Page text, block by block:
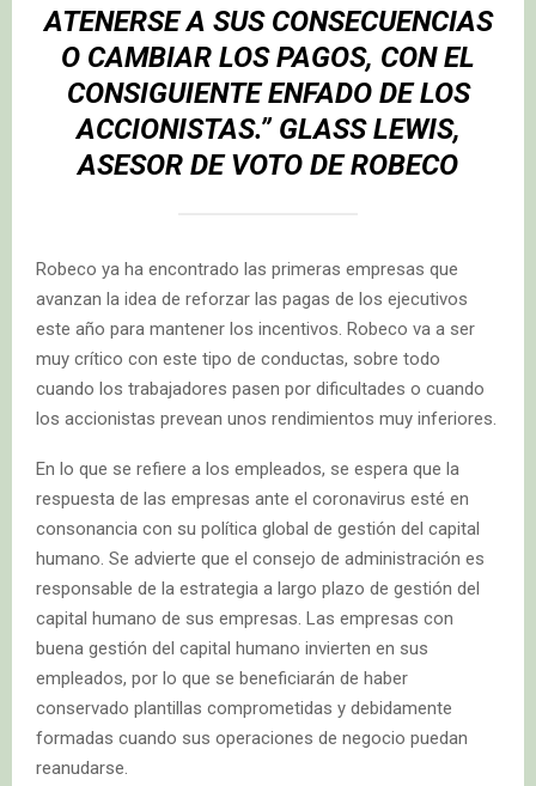
ATENERSE A SUS CONSECUENCIAS
O CAMBIAR LOS PAGOS, CON EL
CONSIGUIENTE ENFADO DE LOS
ACCIONISTAS.” GLASS LEWIS,
ASESOR DE VOTO DE ROBECO
Robeco ya ha encontrado las primeras empresas que
avanzan la idea de reforzar las pagas de los ejecutivos
este año para mantener los incentivos. Robeco va a ser
muy crítico con este tipo de conductas, sobre todo
cuando los trabajadores pasen por dificultades o cuando
los accionistas prevean unos rendimientos muy inferiores.
En lo que se refiere a los empleados, se espera que la
respuesta de las empresas ante el coronavirus esté en
consonancia con su política global de gestión del capital
humano. Se advierte que el consejo de administración es
responsable de la estrategia a largo plazo de gestión del
capital humano de sus empresas. Las empresas con
buena gestión del capital humano invierten en sus
empleados, por lo que se beneficiarán de haber
conservado plantillas comprometidas y debidamente
formadas cuando sus operaciones de negocio puedan
reanudarse.